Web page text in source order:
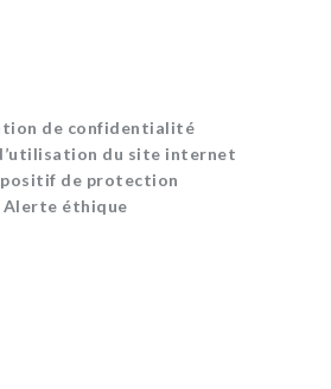
de confidentialité
du site internet
de protection
Alerte éthique